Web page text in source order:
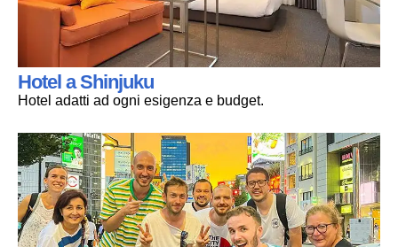
Hotel a Shinjuku
Hotel adatti ad ogni esigenza e budget.